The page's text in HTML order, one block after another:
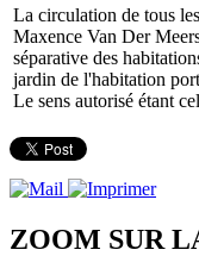
La circulation de tous
Maxence Van Der
séparative des
jardin de l'habitation
Le sens autorisé étant
ZOOM SUR